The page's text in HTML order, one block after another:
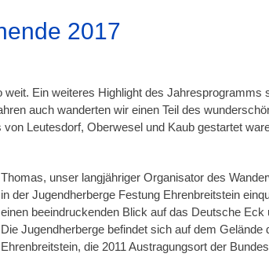
2017
Ein weiteres Highlight des Jahresprogramms
auch wanderten wir einen Teil des
Leutesdorf, Oberwesel und Kaub gestartet
Thomas, unser langjähriger Organisator des
in der Jugendherberge Festung Ehrenbreitstein
einen beeindruckenden Blick auf das Deutsche Eck
Die Jugendherberge befindet sich auf dem Gelände
Ehrenbreitstein, die 2011 Austragungsort der